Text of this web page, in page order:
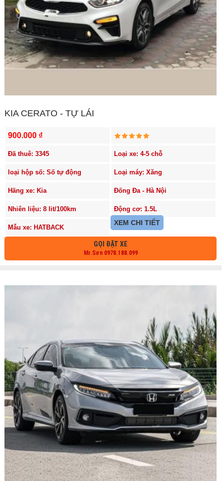
KIA CERATO - TỰ LÁI
900.000 ₫
Đã thuê: 3345 Loại xe: 4-5 chỗ
loại hộp số: Số tự động Loại máy: Xăng
Hãng xe: Kia Đống Đa - Hà Nội
Nhiên liệu: 8 lit/100km Động cơ: 1.5L
Mẫu xe: HATBACK
XEM CHI TIẾT
GỌI ĐẶT XE
Mr.Sơn 0978.188.099